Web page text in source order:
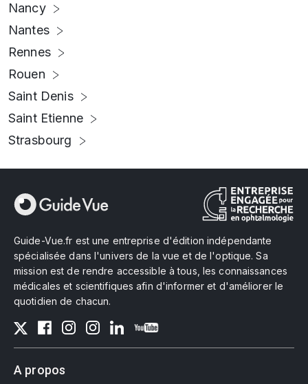
Nancy
Nantes
Rennes
Rouen
Saint Denis
Saint Etienne
Strasbourg
Guide-Vue.fr est une entreprise d'édition indépendante
spécialisée dans l'univers de la vue et de l'optique. Sa
mission est de rendre accessible à tous, les connaissances
médicales et scientifiques afin d'informer et d'améliorer le
quotidien de chacun.
A propos